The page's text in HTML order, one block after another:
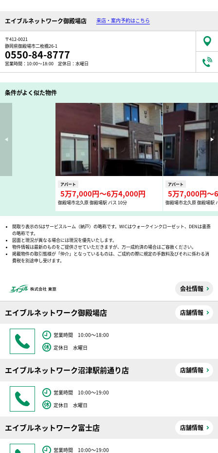
エイブルネットワーク御殿場店 来店・案内予約はこちら
〒412-0021
静岡県御殿場市二枚橋26-1
0550-84-8777
営業時間：10:00～18:00 定休日：水曜日
条件がよく似た物件
アパート
5万7,000円〜6万4,000円
御殿場市北久原 御殿場駅 バス 10分
アパート
5万7,000円〜
御殿場市北久原 御殿場駅
間取り表示のSはサービスルーム（納戸）の略称です。WICはウォークインクローゼット、DENは書斎
の略称です。
図面と現況が異なる場合には現況を優先いたします。
物件情報は最新のものをご提供させていただきますが、万一成約済の場合はご容赦ください。
掲載物件の取引態様が「仲介」となっているものは、ご成約の際に規定の手数料及びそれに係わる消
費税を別途申し受けます。
会社情報
エイブルネットワーク御殿場店 店舗情報
営業時間 10:00～18:00
定休日 水曜日
エイブルネットワーク沼津駅前通り店 店舗情報
営業時間 10:00～19:00
定休日 水曜日
エイブルネットワーク富士店 店舗情報
営業時間 10:00～19:00